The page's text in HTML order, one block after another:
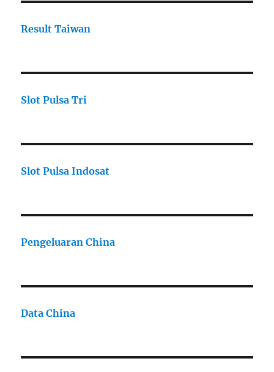
Result Taiwan
Slot Pulsa Tri
Slot Pulsa Indosat
Pengeluaran China
Data China